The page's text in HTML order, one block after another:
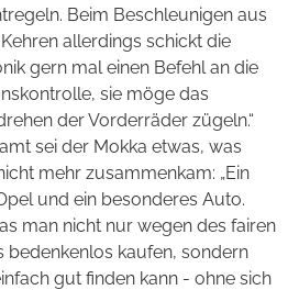
Beim Beschleunigen aus
allerdings schickt die
gern mal einen Befehl an die
sie möge das
der Vorderräder zügeln.“
sei der Mokka etwas, was
mehr zusammenkam: „Ein
und ein besonderes Auto.
man nicht nur wegen des fairen
bedenkenlos kaufen, sondern
gut finden kann - ohne sich